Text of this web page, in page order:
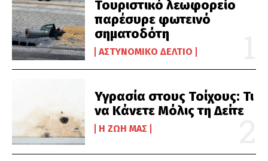
Τουριστικό λεωφορείο
παρέσυρε φωτεινό
σηματοδότη
ΑΣΤΥΝΟΜΙΚΌ ΔΕΛΤΊΟ
Υγρασία στους Τοίχους: Τι
να Κάνετε Μόλις τη Δείτε
Η ΖΩΉ ΜΑΣ